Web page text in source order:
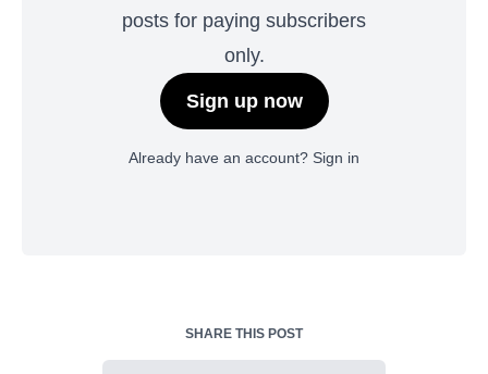
posts for paying subscribers
only.
Sign up now
Already have an account? Sign in
SHARE THIS POST